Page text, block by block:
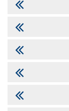
إصدار سندات
مجلة سوق الرساميل